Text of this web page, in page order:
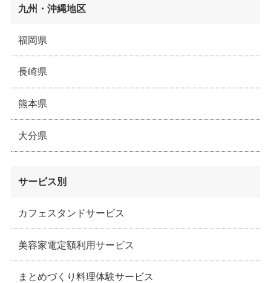
九州・沖縄地区
福岡県
長崎県
熊本県
大分県
サービス別
カフェスタンドサービス
美容家電定額利用サービス
まとめづくり料理体験サービス